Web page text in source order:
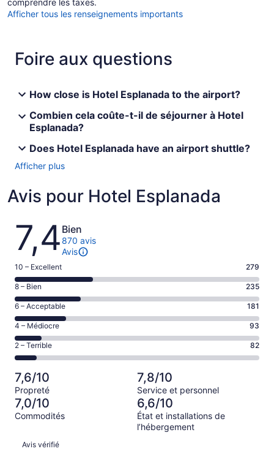
comprendre les taxes.
Afficher tous les renseignements importants
Foire aux questions
How close is Hotel Esplanada to the airport?
Combien cela coûte-t-il de séjourner à Hotel
Esplanada?
Does Hotel Esplanada have an airport shuttle?
Afficher plus
Avis pour Hotel Esplanada
Avis
7,4 Bien
870 avis
Avis
Note
de 10
–
Excellent,
d’après
279 avis
sur 870.
10 – Excellent 279
Note
de 8
–
Bien,
d’après
235 avis
sur 870.
8 – Bien 235
Note
de 6
–
Acceptable,
d’après
sur 870.
6 – Acceptable 181
Note
de 4
–
Médiocre,
d’après
93 avis
sur 870.
4 – Médiocre 93
Note
de 2
–
Terrible,
d’après
82 avis
sur 870.
2 – Terrible 82
7,6/10
Propreté
7,8/10
Service et personnel
7,0/10
Commodités
6,6/10
État et installations de
l’hébergement
Avis
Avis vérifié